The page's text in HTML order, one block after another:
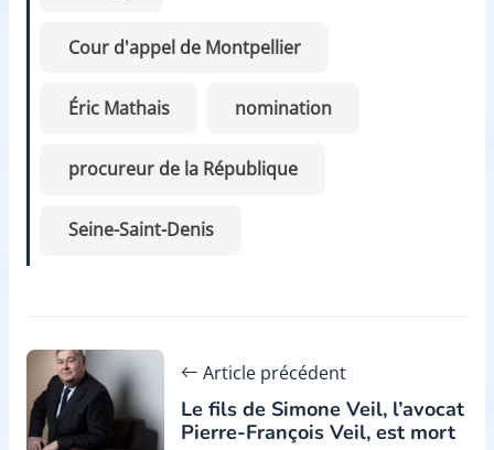
Cour d'appel de Montpellier
Éric Mathais nomination
procureur de la République
Seine-Saint-Denis
Article précédent
Le fils de Simone Veil, l’avocat
Pierre-François Veil, est mort